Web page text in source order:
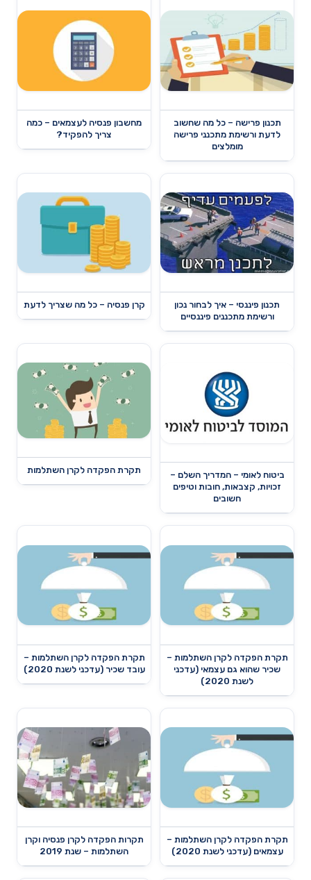
תכנון פרישה – כל מה שחשוב
לדעת ורשימת מתכנני פרישה
מומלצים
מחשבון פנסיה לעצמאים – כמה
צריך להפקיד?
תכנון פיננסי – איך לבחור נכון
ורשימת מתכננים פיננסיים
קרן פנסיה – כל מה שצריך לדעת
ביטוח לאומי – המדריך השלם –
זכויות, קצבאות, חובות וטיפים
חשובים
תקרת הפקדה לקרן השתלמות
תקרת הפקדה לקרן השתלמות –
שכיר שהוא גם עצמאי (עדכני
לשנת 2020)
תקרת הפקדה לקרן השתלמות –
עובד שכיר (עדכני לשנת 2020)
תקרת הפקדה לקרן השתלמות –
עצמאים (עדכני לשנת 2020)
תקרות הפקדה לקרן פנסיה וקרן
השתלמות – שנת 2019